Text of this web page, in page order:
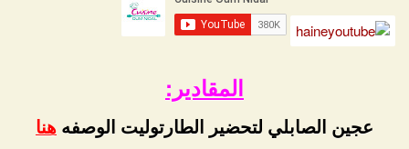
المقادير:
عجين الصابلي لتحضير الطارتوليت الوصفه هنا